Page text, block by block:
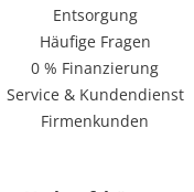
Entsorgung
Häufige Fragen
0 % Finanzierung
Service & Kundendienst
Firmenkunden